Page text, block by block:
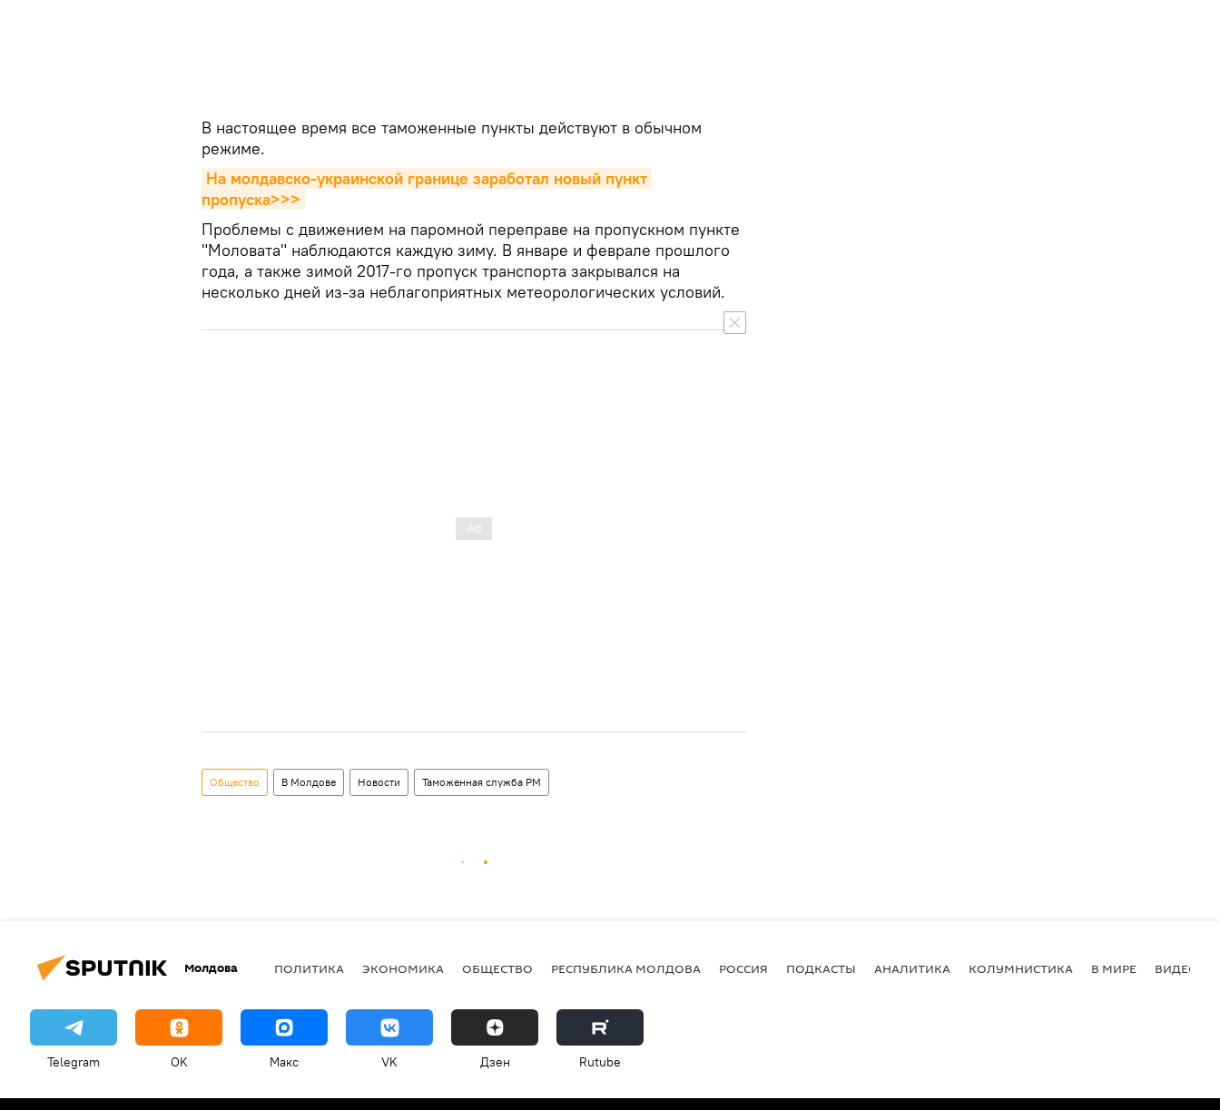
В настоящее время все таможенные пункты действуют в обычном
режиме.
На молдавско-украинской границе заработал новый пункт
пропуска>>>
Проблемы с движением на паромной переправе на пропускном пункте
"Моловата" наблюдаются каждую зиму. В январе и феврале прошлого
года, а также зимой 2017-го пропуск транспорта закрывался на
несколько дней из-за неблагоприятных метеорологических условий.
Общество В Молдове Новости Таможенная служба РМ
Молдова ПОЛИТИКА ЭКОНОМИКА ОБЩЕСТВО РЕСПУБЛИКА МОЛДОВА РОССИЯ ПОДКАСТЫ АНАЛИТИКА КОЛУМНИСТИКА В МИРЕ ВИДЕО
Telegram OK Макс VK Дзен Rutube